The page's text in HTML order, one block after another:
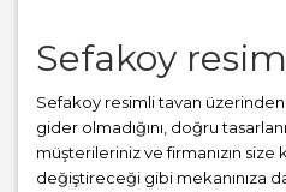
Sefakoy
Sefakoy resimli tavan üzerinden
gider olmadığını, doğru
müşterileriniz ve firmanızın size
değiştireceği gibi mekanınıza